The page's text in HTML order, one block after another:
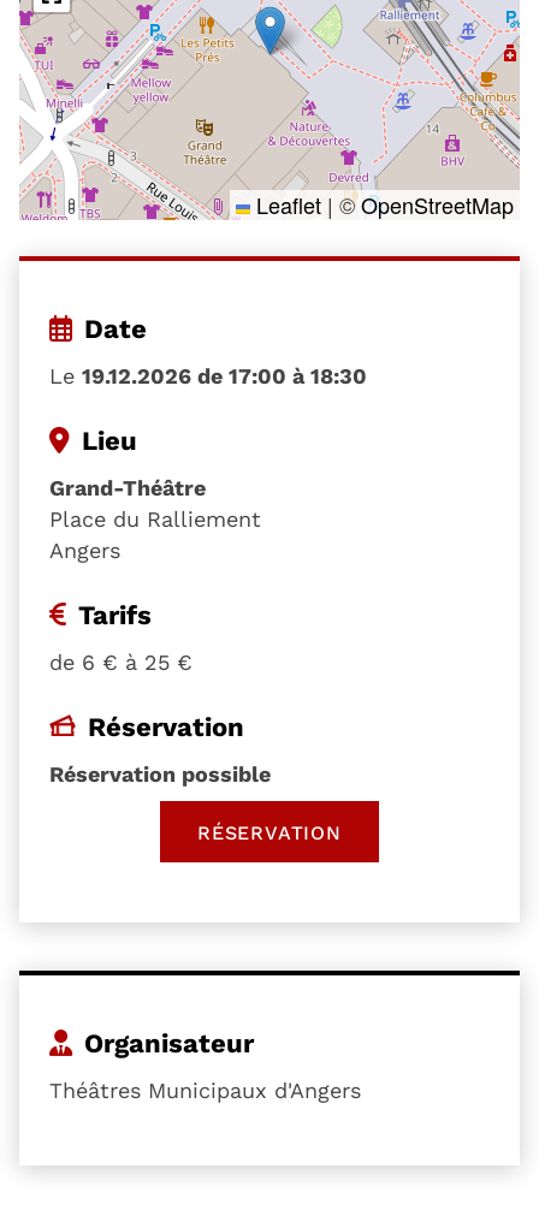
Leaflet | ©OpenStreetMap
Date
Le 19.12.2026 de 17:00 à 18:30
Lieu
Grand-Théâtre
Place du Ralliement
Angers
Tarifs
de 6 € à 25 €
Réservation
Réservation possible
RÉSERVATION, OUVRE UNE NOUVELLE
Organisateur
Théâtres Municipaux d'Angers